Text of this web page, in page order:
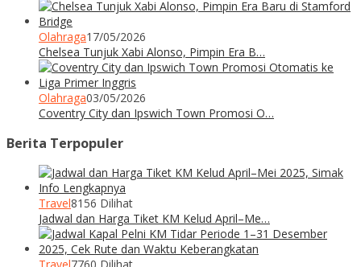
Olahraga17/05/2026
Chelsea Tunjuk Xabi Alonso, Pimpin Era B…
Olahraga03/05/2026
Coventry City dan Ipswich Town Promosi O…
Berita Terpopuler
Travel8156 Dilihat
Jadwal dan Harga Tiket KM Kelud April–Me…